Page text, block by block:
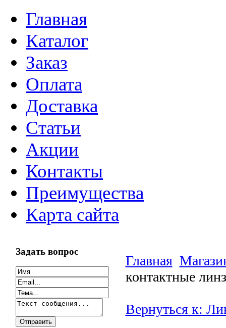
Главная
Каталог
Заказ
Оплата
Доставка
Статьи
Акции
Контакты
Преимущества
Карта сайта
Задать вопрос
Главная
контактные
Вернуться к: